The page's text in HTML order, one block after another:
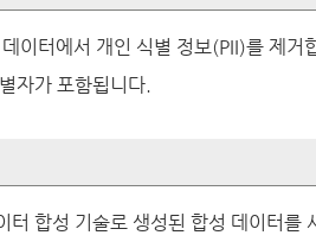
이터에서 개인 식별 정보(PII)를 제거
자가 포함됩니다.
터 합성 기술로 생성된 합성 데이터를